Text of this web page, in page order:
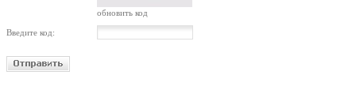
обновить код
Введите код: